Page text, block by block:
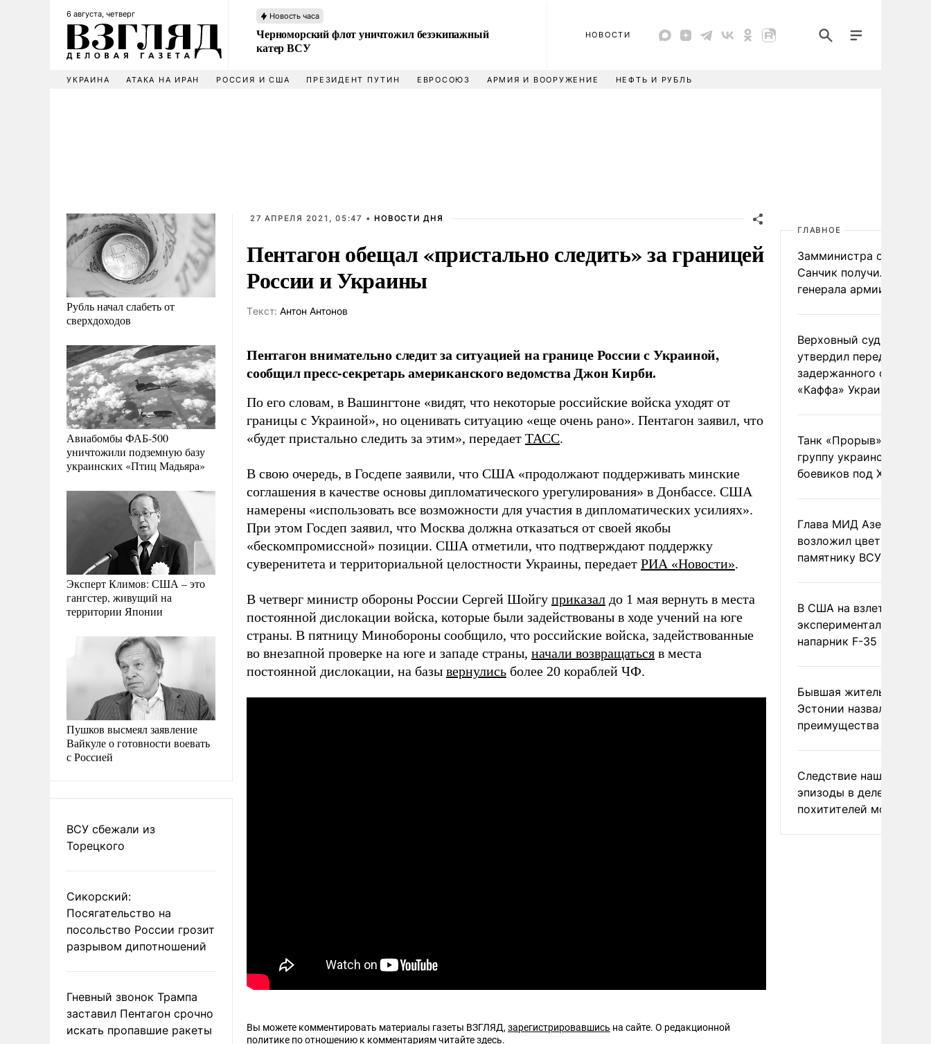
6 августа, четверг Новость часа
Черноморский флот уничтожил безэкипажный
катер ВСУ
НОВОСТИ
УКРАИНА АТАКА НА ИРАН РОССИЯ И США ПРЕЗИДЕНТ ПУТИН ЕВРОСОЮЗ АРМИЯ И ВООРУЖЕНИЕ НЕФТЬ И РУБЛЬ
Рубль начал слабеть от
сверхдоходов
Авиабомбы ФАБ-500
уничтожили подземную базу
украинских «Птиц Мадьяра»
Эксперт Климов: США – это
гангстер, живущий на
территории Японии
Пушков высмеял заявление
Вайкуле о готовности воевать
с Россией
ВСУ сбежали из
Торецкого
Сикорский:
Посягательство на
посольство России грозит
разрывом дипотношений
Гневный звонок Трампа
заставил Пентагон срочно
искать пропавшие ракеты
27 АПРЕЛЯ 2021, 05:47 • НОВОСТИ ДНЯ
Пентагон обещал «пристально следить» за границей
России и Украины
Tекст: Антон Антонов
Пентагон внимательно следит за ситуацией на границе России с Украиной,
сообщил пресс-секретарь американского ведомства Джон Кирби.
По его словам, в Вашингтоне «видят, что некоторые российские войска уходят от
границы с Украиной», но оценивать ситуацию «еще очень рано». Пентагон заявил, что
«будет пристально следить за этим», передает ТАСС.
В свою очередь, в Госдепе заявили, что США «продолжают поддерживать минские
соглашения в качестве основы дипломатического урегулирования» в Донбассе. США
намерены «использовать все возможности для участия в дипломатических усилиях».
При этом Госдеп заявил, что Москва должна отказаться от своей якобы
«бескомпромиссной» позиции. США отметили, что подтверждают поддержку
суверенитета и территориальной целостности Украины, передает РИА «Новости».
В четверг министр обороны России Сергей Шойгу приказал до 1 мая вернуть в места
постоянной дислокации войска, которые были задействованы в ходе учений на юге
страны. В пятницу Минобороны сообщило, что российские войска, задействованные
во внезапной проверке на юге и западе страны, начали возвращаться в места
постоянной дислокации, на базы вернулись более 20 кораблей ЧФ.
Вы можете комментировать материалы газеты ВЗГЛЯД, зарегистрировавшись на сайте. О редакционной
политике по отношению к комментариям читайтездесь.
ГЛАВНОЕ
Замминистра обороны
Санчик получил звание
генерала армии
Верховный суд Швеции
утвердил передачу
задержанного
«Каффа» Украине
Танк «Прорыв»
группу украинских
боевиков под
Глава МИД
возложил цветы к
памятнику ВСУ
В США на взлете
экспериментальный
напарник F-35
Бывшая жительница
Эстонии назвала
преимущества России
Следствие нашло
эпизоды в деле
похитителей москвичек